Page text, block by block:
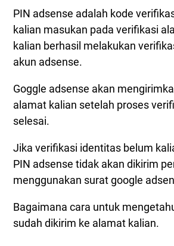
Cara Mengetahui PIN Adsense
PIN adsense adalah kode
kalian masukan pada verifikasi
kalian berhasil melakukan
akun adsense.
Goggle adsense akan
alamat kalian setelah proses
selesai.
Jika verifikasi identitas belum
PIN adsense tidak akan dikirim
menggunakan surat google
Bagaimana cara untuk
sudah dikirim ke alamat kalian.